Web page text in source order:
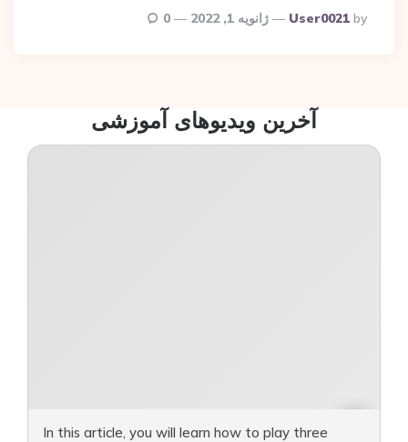
Posted
By
By
User0021 ژانویه 1, 2022 0
آخرین ویدیوهای آموزشی
In this article, you will learn how to play three